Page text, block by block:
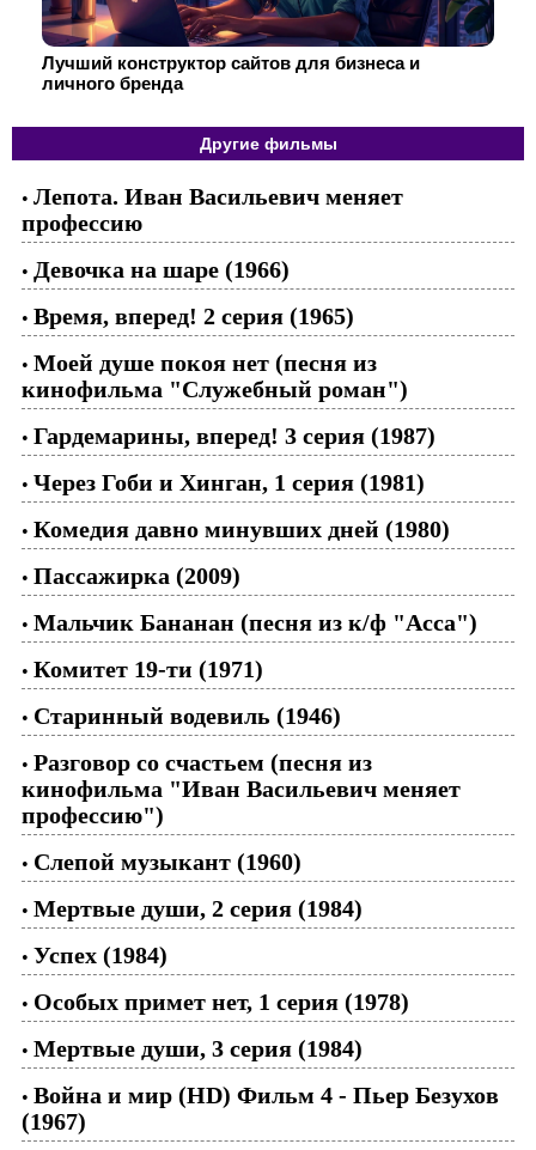
Лучший конструктор сайтов для бизнеса и
личного бренда
Другие фильмы
• Лепота. Иван Васильевич меняет
профессию
• Девочка на шаре (1966)
• Время, вперед! 2 серия (1965)
• Моей душе покоя нет (песня из
кинофильма "Служебный роман")
• Гардемарины, вперед! 3 серия (1987)
• Через Гоби и Хинган, 1 серия (1981)
• Комедия давно минувших дней (1980)
• Пассажирка (2009)
• Мальчик Бананан (песня из к/ф "Асса")
• Комитет 19-ти (1971)
• Старинный водевиль (1946)
• Разговор со счастьем (песня из
кинофильма "Иван Васильевич меняет
профессию")
• Слепой музыкант (1960)
• Мертвые души, 2 серия (1984)
• Успех (1984)
• Особых примет нет, 1 серия (1978)
• Мертвые души, 3 серия (1984)
• Война и мир (HD) Фильм 4 - Пьер Безухов
(1967)